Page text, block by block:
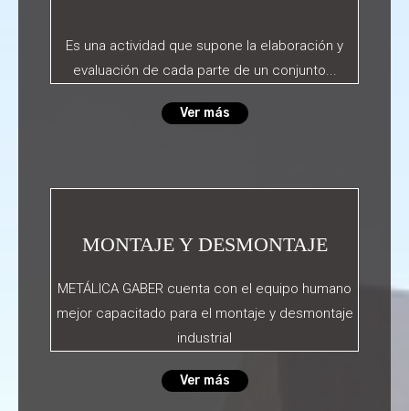
Es una actividad que supone la elaboración y
evaluación de cada parte de un conjunto...
Ver más
MONTAJE Y DESMONTAJE
METÁLICA GABER cuenta con el equipo humano
mejor capacitado para el montaje y desmontaje
industrial
Ver más